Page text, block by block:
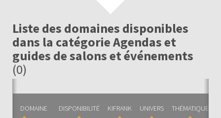
Liste des domaines disponibles
dans la catégorie Agendas et
guides de salons et événements
(0)
DOMAINE DISPONIBILITÉ KIFRANK UNIVERS THÉMATIQUE